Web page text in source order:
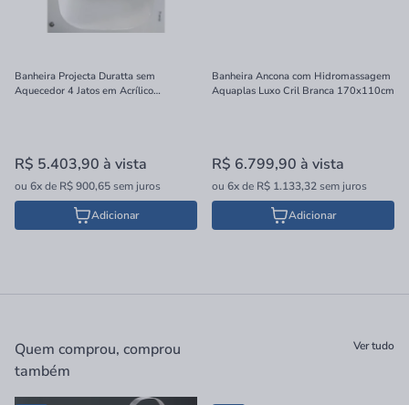
Banheira Projecta Duratta sem
Aquecedor 4 Jatos em Acrílico
R$ 5.403,90 à vista
ou 6xde R$ 900,65sem juros
Adicionar
Banheira Ancona com Hidromassagem
Aquaplas Luxo Cril Branca 170x110cm
R$ 6.799,90 à vista
ou 6xde R$ 1.133,32sem juros
Adicionar
Quem comprou, comprou
também
Ver tudo